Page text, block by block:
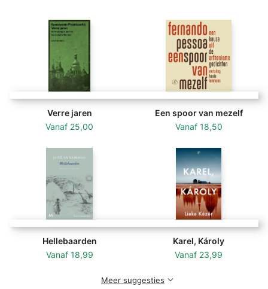
Verre jaren
Vanaf 25,00
Een spoor van mezelf
Vanaf 18,50
Hellebaarden
Vanaf 18,99
Karel, Károly
Vanaf 23,99
Meer suggesties